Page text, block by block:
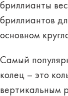
бриллианты
бриллиантов
основном
Самый
колец – это
вертикальным